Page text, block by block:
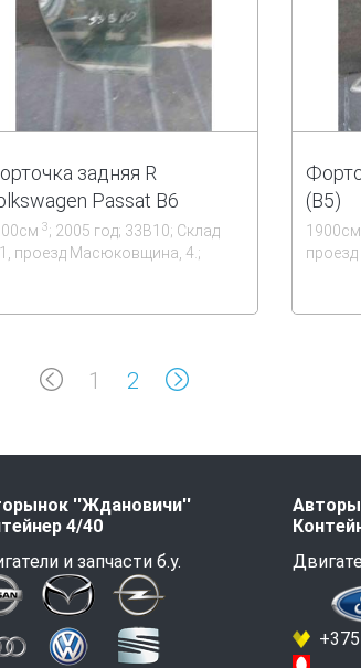
задняя R
Passat B6
3; 2005 год; 33В10; Склад
проезд Масюковщина, 4.;
(B5)
1 2
''Ждановичи''
4/40
и запчасти б.у.
+375